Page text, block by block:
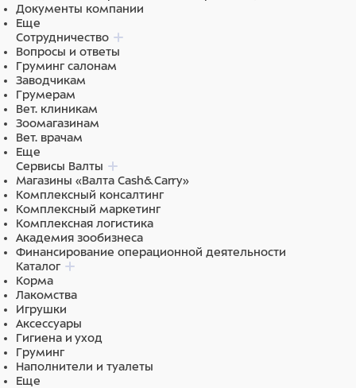
Питательная ценность:
сырой белок: 18%, сырая клетчатка: 3,5%, сырой жир:
18%, сырая зола: 5%, Омега-3 жирные кислоты: 0,65%,
Омега-6 жирные кислоты: 3,23%, натрий: 0,27%,
общее содержание меди: 4 мг/кг.
Энергитическая ценность: 4 250 ккал/кг.
Питательные добавки:
витамин А (ретинола ацетат): 17 000 МЕ, витамин D3:
1000 МЕ, селен (селенит натрия 0,37 мг): 0,17 мг,
марганец (сульфат марганца моногидрат 38 мг): 12,4
мг, медь (сульфат меди (II) пентагидрат 3,7 мг): 0,9 мг,
железо (сульфат железа (II) моногидрат 67,5 мг), йод
(йодат кальция безводный 5,2 мг): 3,4 мг, L-карнитин:
200 мг.
Технологические добавки:
экстракт токоферолов из растительных масел.
Ингредиенты
Дегидрированный горох (28%)**, тапиока, картофель,
животный жир (куриный жир), дегидрированная
Документы компании
Еще
Сотрудничество
Вопросы и ответы
Груминг салонам
Заводчикам
Грумерам
Вет. клиникам
Зоомагазинам
Вет. врачам
Еще
Сервисы Валты
Магазины «Валта Cash&Carry»
Комплексный консалтинг
Комплексный маркетинг
Комплексная логистика
Академия зообизнеса
Финансирование операционной деятельности
Каталог
Корма
Лакомства
Игрушки
Аксессуары
Гигиена и уход
Груминг
Наполнители и туалеты
Еще